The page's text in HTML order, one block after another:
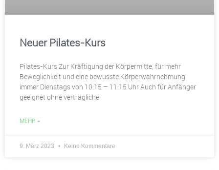
Neuer Pilates-Kurs
Pilates-Kurs Zur Kräftigung der Körpermitte, für mehr
Beweglichkeit und eine bewusste Körperwahrnehmung
immer Dienstags von 10:15 – 11:15 Uhr Auch für Anfänger
geeignet ohne vertragliche
MEHR »
9. März 2023 Keine Kommentare